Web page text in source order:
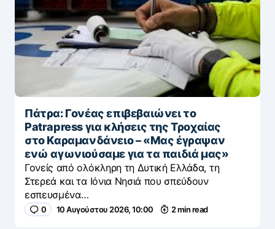
Πάτρα: Γονέας επιβεβαιώνει το
Patrapress για κλήσεις της Τροχαίας
στο Καραμανδάνειο – «Μας έγραψαν
ενώ αγωνιούσαμε για τα παιδιά μας»
Γονείς από ολόκληρη τη Δυτική Ελλάδα, τη
Στερεά και τα Ιόνια Νησιά που σπεύδουν
εσπευσμένα…
0 10 Αυγούστου 2026, 10:00 2 min read